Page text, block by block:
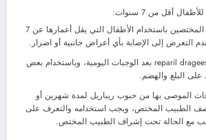
أقل من 7 سنوات:
لا ينصح الأطباء المختصين باستخدام الأطفال التي يقل أعمارها عن 7
التعرض إلى الإصابة بأي أعراض جانبية أو اضرار.
يفضل تناول حبوب reparil dragees بعد الوجبات اليومية، وباستخدام بعض
على البلع والهضم.
الموصى بها من حبوب ريباريل لمدة شهرين أو
الطبيب المختص، ويجب استخدامه والتعرف على
مع الحالة تحت إشراف الطبيب المختص.